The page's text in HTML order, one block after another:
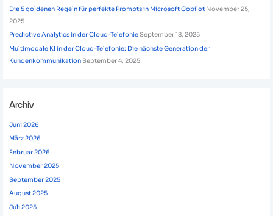
Die 5 goldenen Regeln für perfekte Prompts in Microsoft Copilot November 25,
2025
Predictive Analytics in der Cloud-TelefonieSeptember 18, 2025
Multimodale KI in der Cloud-Telefonie: Die nächste Generation der
KundenkommunikationSeptember 4, 2025
Archiv
Juni 2026
März 2026
Februar 2026
November 2025
September 2025
August 2025
Juli 2025